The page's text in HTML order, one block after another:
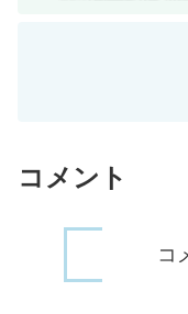
コメント
コ